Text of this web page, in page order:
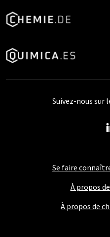
Se faire
À propos
À propos de
Suivez-nous sur